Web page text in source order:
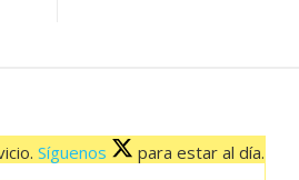
Síguenos para estar al día.